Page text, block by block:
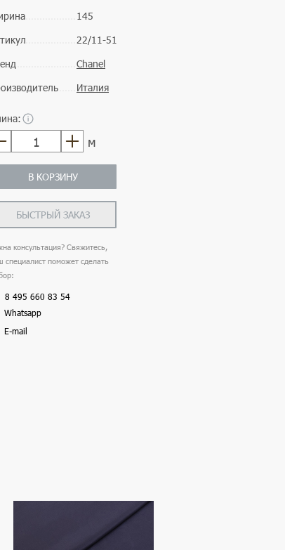
145
22/11-51
Chanel
Италия
м
В КОРЗИНУ
БЫСТРЫЙ ЗАКАЗ
консультация? Свяжитесь,
специалист поможет сделать
8 495 660 83 54
Whatsapp
E-mail